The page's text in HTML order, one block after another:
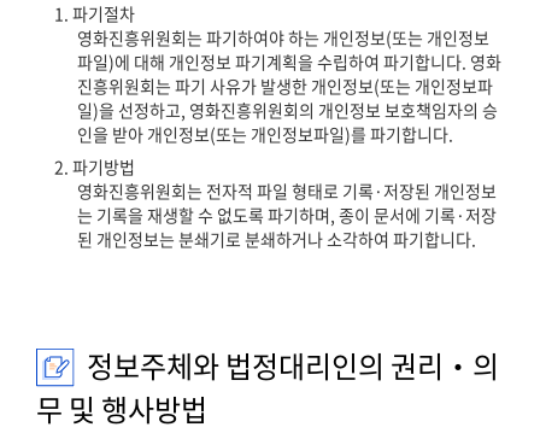
1. 파기절차
영화진흥위원회는 파기하여야 하는 개인정보(또는 개인정보
파일)에 대해 개인정보 파기계획을 수립하여 파기합니다. 영화
진흥위원회는 파기 사유가 발생한 개인정보(또는 개인정보파
일)을 선정하고, 영화진흥위원회의 개인정보 보호책임자의 승
인을 받아 개인정보(또는 개인정보파일)를 파기합니다.
2. 파기방법
영화진흥위원회는 전자적 파일 형태로 기록·저장된 개인정보
는 기록을 재생할 수 없도록 파기하며, 종이 문서에 기록·저장
된 개인정보는 분쇄기로 분쇄하거나 소각하여 파기합니다.
정보주체와 법정대리인의 권리‧의
무 및 행사방법